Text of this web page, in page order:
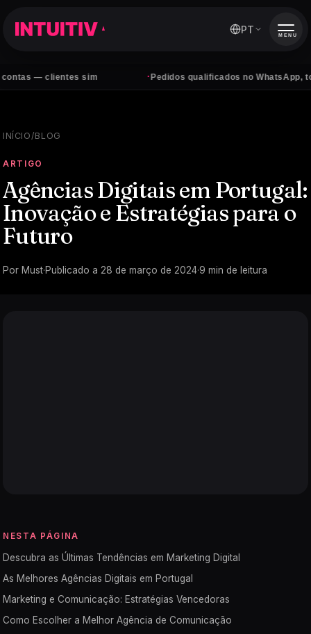
sim ·Pedidos qualificados no WhatsApp, todos os dias
PT MENU
INÍCIO/BLOG
ARTIGO
Agências Digitais em Portugal:
Inovação e Estratégias para o
Futuro
Por Must·Publicado a 28 de março de 2024·9 min de leitura
NESTA PÁGINA
Descubra as Últimas Tendências em Marketing Digital
As Melhores Agências Digitais em Portugal
Marketing e Comunicação: Estratégias Vencedoras
Como Escolher a Melhor Agência de Comunicação